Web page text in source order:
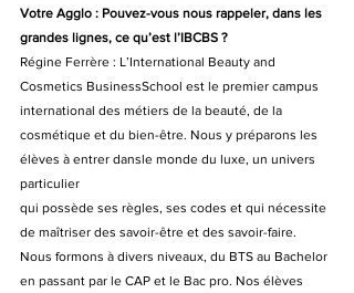
Votre Agglo : Pouvez-vous nous rappeler, dans les
grandes lignes, ce qu’est l’IBCBS ?
Régine Ferrère : L’International Beauty and
Cosmetics BusinessSchool est le premier campus
international des métiers de la beauté, de la
cosmétique et du bien-être. Nous y préparons les
élèves à entrer dansle monde du luxe, un univers
particulier
qui possède ses règles, ses codes et qui nécessite
de maîtriser des savoir-être et des savoir-faire.
Nous formons à divers niveaux, du BTS au Bachelor
en passant par le CAP et le Bac pro. Nos élèves